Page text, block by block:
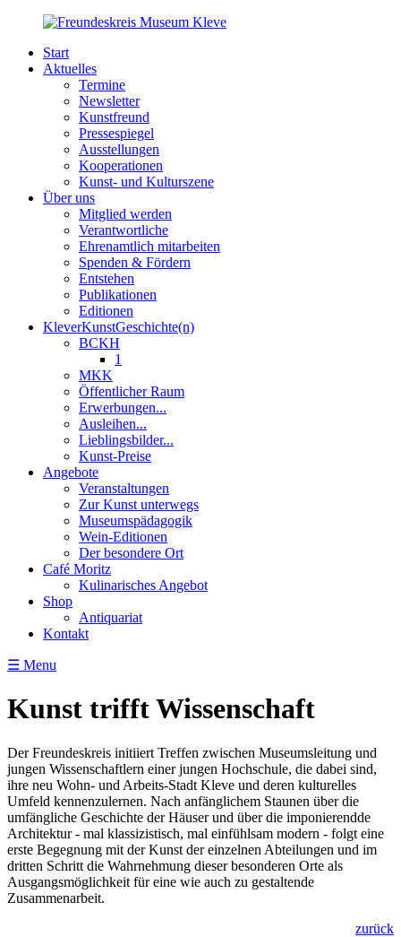
Start
Aktuelles
Termine
Newsletter
Kunstfreund
Pressespiegel
Ausstellungen
Kooperationen
Kunst- und Kulturszene
Über uns
Mitglied werden
Verantwortliche
Ehrenamtlich mitarbeiten
Spenden & Fördern
Entstehen
Publikationen
Editionen
KleverKunstGeschichte(n)
BCKH
1
MKK
Öffentlicher Raum
Erwerbungen...
Ausleihen...
Lieblingsbilder...
Kunst-Preise
Angebote
Veranstaltungen
Zur Kunst unterwegs
Museumspädagogik
Wein-Editionen
Der besondere Ort
Café Moritz
Kulinarisches Angebot
Shop
Antiquariat
Kontakt
☰ Menu
Kunst trifft Wissenschaft
Der Freundeskreis initiiert Treffen zwischen Museumsleitung und
jungen Wissenschaftlern einer jungen Hochschule, die dabei sind,
ihre neu Wohn- und Arbeits-Stadt Kleve und deren kulturelles
Umfeld kennenzulernen. Nach anfänglichem Staunen über die
umfängliche Geschichte der Häuser und über die imponierendde
Architektur - mal klassizistisch, mal einfühlsam modern - folgt eine
erste Begegnung mit der Kunst der einzelnen Abteilungen und im
dritten Schritt die Wahrnehmung dieser besonderen Orte als
Ausgangsmöglichkeit für eine wie auch zu gestaltende
Zusammenarbeit.
zurück